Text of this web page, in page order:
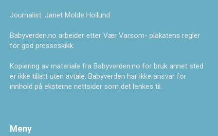
Journalist: Janet Molde Hollund
Babyverden.no arbeider etter Vær Varsom- plakatens regler
for god presseskikk.
Kopiering av materiale fra Babyverden.no for bruk annet sted
er ikke tillatt uten avtale. Babyverden har ikke ansvar for
innhold på eksterne nettsider som det lenkes til.
Meny